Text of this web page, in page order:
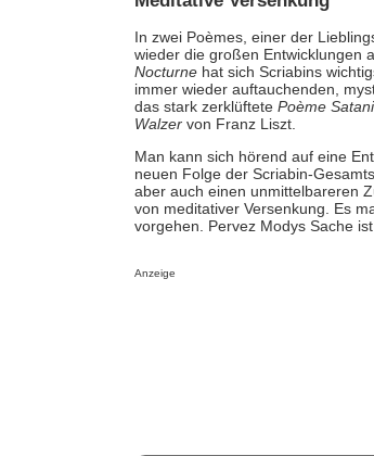
In zwei Poèmes, einer der
wieder die großen Entwicklungen
Nocturnehat sich Scriabins
immer wieder auftauchenden,
das stark zerklüftete Poème
Walzervon Franz Liszt.
Man kann sich hörend auf eine
neuen Folge der Scriabin-
aber auch einen unmittelbareren
von meditativer Versenkung. Es
vorgehen. Pervez Modys Sache
Anzeige